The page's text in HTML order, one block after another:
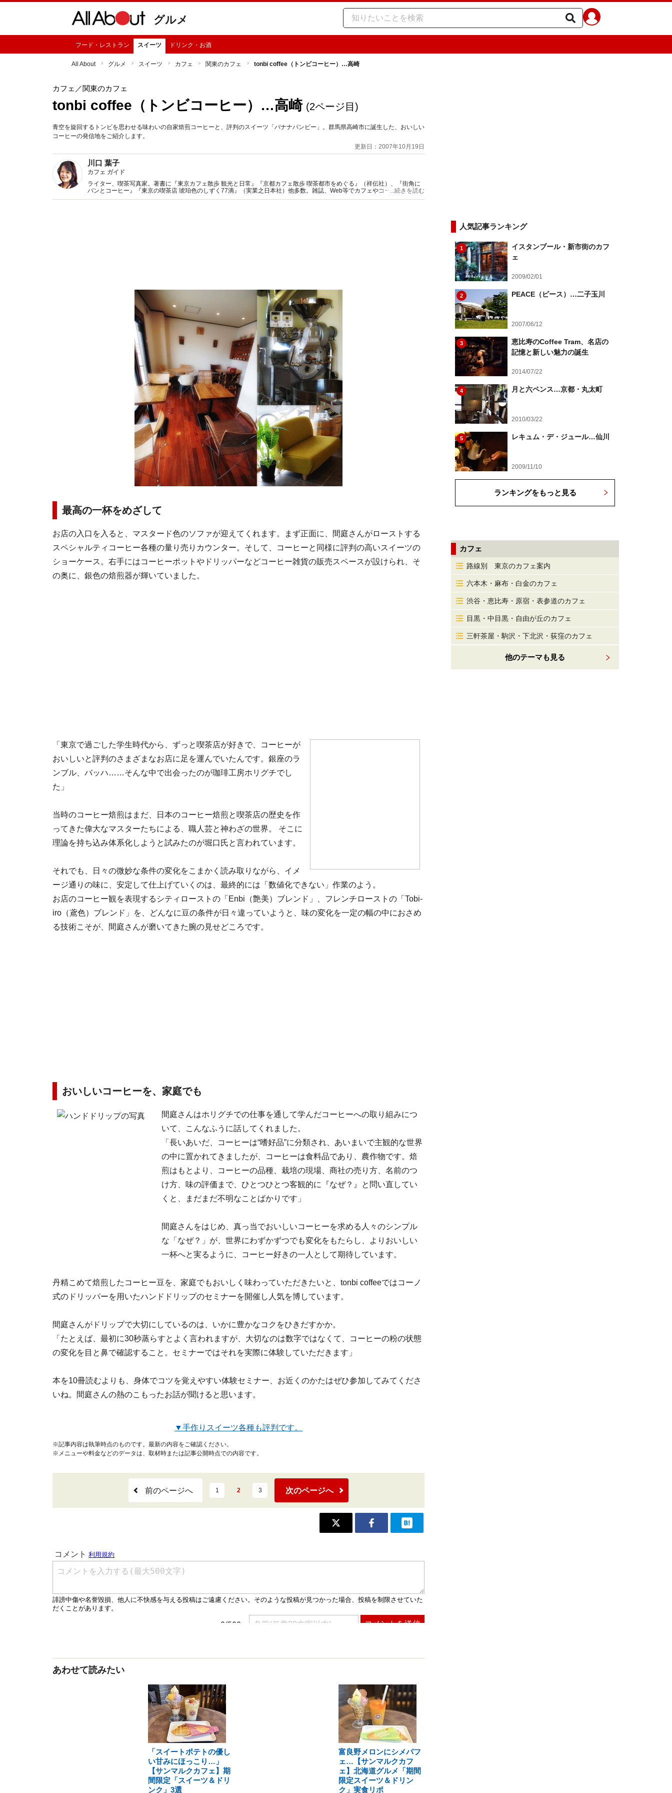
グルメ
フード・レストラン スイーツ ドリンク・お酒
All About グルメ スイーツ カフェ 関東のカフェ tonbi coffee（トンビコーヒー）…高崎
カフェ ／関東のカフェ
tonbi coffee（トンビコーヒー）…高崎 (2ページ目)
青空を旋回するトンビを思わせる味わいの自家焙煎コーヒーと、評判のスイーツ「バナナパンビー」。群馬県高崎市に誕生した、おいしい
コーヒーの発信地をご紹介します。
更新日：2007年10月19日
川口 葉子
カフェ ガイド
ライター、喫茶写真家。著書に『東京カフェ散歩 観光と日常』『京都カフェ散歩 喫茶都市をめぐる』（祥伝社）、『街角に
パンとコーヒー』『東京の喫茶店 琥珀色のしずく77滴』（実業之日本社）他多数。雑誌、Web等でカフェやコーヒー特集の
監修、記事執筆多数。Webサイト『東京カフェマニア』主宰。
...続きを読む
最高の一杯をめざして
お店の入口を入ると、マスタード色のソファが迎えてくれます。まず正面に、間庭さんがローストする
スペシャルティコーヒー各種の量り売りカウンター。そして、コーヒーと同様に評判の高いスイーツの
ショーケース。右手にはコーヒーポットやドリッパーなどコーヒー雑貨の販売スペースが設けられ、そ
の奥に、銀色の焙煎器が輝いていました。
「東京で過ごした学生時代から、ずっと喫茶店が好きで、コーヒーが
おいしいと評判のさまざまなお店に足を運んでいたんです。銀座のラ
ンブル、バッハ……そんな中で出会ったのが珈琲工房ホリグチでし
た」
当時のコーヒー焙煎はまだ、日本のコーヒー焙煎と喫茶店の歴史を作
ってきた偉大なマスターたちによる、職人芸と神わざの世界。 そこに
理論を持ち込み体系化しようと試みたのが堀口氏と言われています。
それでも、日々の微妙な条件の変化をこまかく読み取りながら、イメ
ージ通りの味に、安定して仕上げていくのは、最終的には「数値化できない」作業のよう。
お店のコーヒー観を表現するシティローストの「Enbi（艶美）ブレンド」、フレンチローストの「Tobi-
iro（鳶色）ブレンド」を、どんなに豆の条件が日々違っていようと、味の変化を一定の幅の中におさめ
る技術こそが、間庭さんが磨いてきた腕の見せどころです。
おいしいコーヒーを、家庭でも
間庭さんはホリグチでの仕事を通して学んだコーヒーへの取り組みにつ
いて、こんなふうに話してくれました。
「長いあいだ、コーヒーは“嗜好品”に分類され、あいまいで主観的な世界
の中に置かれてきましたが、コーヒーは食料品であり、農作物です。焙
煎はもとより、コーヒーの品種、栽培の現場、商社の売り方、名前のつ
け方、味の評価まで、ひとつひとつ客観的に『なぜ？』と問い直してい
くと、まだまだ不明なことばかりです」
間庭さんをはじめ、真っ当でおいしいコーヒーを求める人々のシンプル
な「なぜ？」が、世界にわずかずつでも変化をもたらし、よりおいしい
一杯へと実るように、コーヒー好きの一人として期待しています。
丹精こめて焙煎したコーヒー豆を、家庭でもおいしく味わっていただきたいと、tonbi coffeeではコーノ
式のドリッパーを用いたハンドドリップのセミナーを開催し人気を博しています。
間庭さんがドリップで大切にしているのは、いかに豊かなコクをひきだすかか。
「たとえば、最初に30秒蒸らすとよく言われますが、大切なのは数字ではなくて、コーヒーの粉の状態
の変化を目と鼻で確認すること。セミナーではそれを実際に体験していただきます」
本を10冊読むよりも、身体でコツを覚えやすい体験セミナー、お近くのかたはぜひ参加してみてくださ
いね。間庭さんの熱のこもったお話が聞けると思います。
▼手作りスイーツ各種も評判です。
※記事内容は執筆時点のものです。最新の内容をご確認ください。
※メニューや料金などのデータは、取材時または記事公開時点での内容です。
前のページへ 1 2 3 次のページへ
あわせて読みたい
「スイートポテトの優し
い甘みにほっこり…」
【サンマルクカフェ】期
間限定「スイーツ＆ドリ
ンク」3選
富良野メロンにシメパフ
ェ…【サンマルクカフ
ェ】北海道グルメ「期間
限定スイーツ＆ドリン
ク」実食リポ
人気記事ランキング
1
イスタンブール・新市街のカフ
ェ
2009/02/01
2 PEACE（ピース）…二子玉川
2007/06/12
3
恵比寿のCoffee Tram、名店の
記憶と新しい魅力の誕生
2014/07/22
4 月と六ペンス…京都・丸太町
2010/03/22
5 レキュム・デ・ジュール…仙川
2009/11/10
ランキングをもっと見る
カフェ
路線別 東京のカフェ案内
六本木・麻布・白金のカフェ
渋谷・恵比寿・原宿・表参道のカフェ
目黒・中目黒・自由が丘のカフェ
三軒茶屋・駒沢・下北沢・荻窪のカフェ
他のテーマも見る